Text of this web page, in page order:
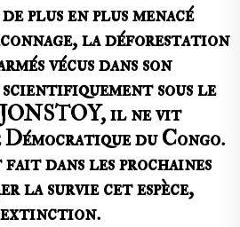
s
A
p
p
e
l
t
a
g
e
r
plus en plus menacé
la déforestation
vécus dans son
sous le
JONSTOY, il ne vit
Démocratique du Congo.
fait dans les prochaines
la survie cet espèce,